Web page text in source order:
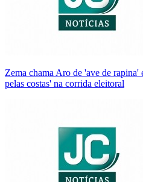
Zema chama Aro de 'ave de
pelas costas' na corrida eleitoral